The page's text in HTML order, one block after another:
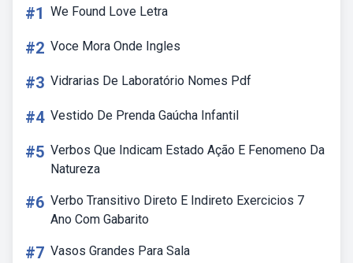
#1 We Found Love Letra
#2 Voce Mora Onde Ingles
#3 Vidrarias De Laboratório Nomes Pdf
#4 Vestido De Prenda Gaúcha Infantil
#5 Verbos Que Indicam Estado Ação E Fenomeno Da
Natureza
#6 Verbo Transitivo Direto E Indireto Exercicios 7
Ano Com Gabarito
#7 Vasos Grandes Para Sala